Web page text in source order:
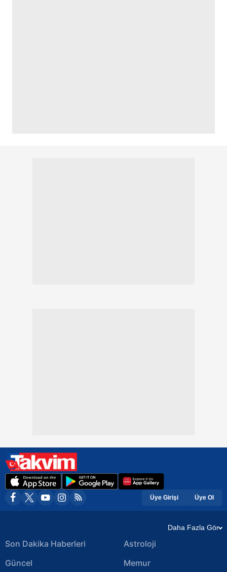
Üye Girişi Üye Ol
Daha Fazla Gör
Son Dakika Haberleri
Güncel
Astroloji
Memur